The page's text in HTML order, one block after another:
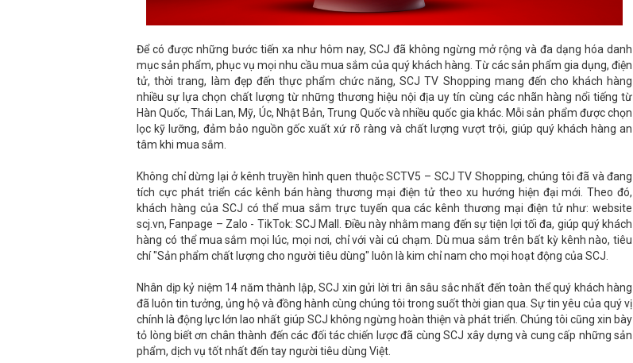
Để có được những bước tiến xa như hôm nay, SCJ đã không ngừng mở rộng và đa dạng hóa danh
mục sản phẩm, phục vụ mọi nhu cầu mua sắm của quý khách hàng. Từ các sản phẩm gia dụng, điện
tử, thời trang, làm đẹp đến thực phẩm chức năng, SCJ TV Shopping mang đến cho khách hàng
nhiều sự lựa chọn chất lượng từ những thương hiệu nội địa uy tín cùng các nhãn hàng nổi tiếng từ
Hàn Quốc, Thái Lan, Mỹ, Úc, Nhật Bản, Trung Quốc và nhiều quốc gia khác. Mỗi sản phẩm được chọn
lọc kỹ lưỡng, đảm bảo nguồn gốc xuất xứ rõ ràng và chất lượng vượt trội, giúp quý khách hàng an
tâm khi mua sắm.
Không chỉ dừng lại ở kênh truyền hình quen thuộc SCTV5 – SCJ TV Shopping, chúng tôi đã và đang
tích cực phát triển các kênh bán hàng thương mại điện tử theo xu hướng hiện đại mới. Theo đó,
khách hàng của SCJ có thể mua sắm trực tuyến qua các kênh thương mại điện tử như: website
scj.vn, Fanpage – Zalo - TikTok: SCJ Mall. Điều này nhằm mang đến sự tiện lợi tối đa, giúp quý khách
hàng có thể mua sắm mọi lúc, mọi nơi, chỉ với vài cú chạm. Dù mua sắm trên bất kỳ kênh nào, tiêu
chí "Sản phẩm chất lượng cho người tiêu dùng" luôn là kim chỉ nam cho mọi hoạt động của SCJ.
Nhân dịp kỷ niệm 14 năm thành lập, SCJ xin gửi lời tri ân sâu sắc nhất đến toàn thể quý khách hàng
đã luôn tin tưởng, ủng hộ và đồng hành cùng chúng tôi trong suốt thời gian qua. Sự tin yêu của quý vị
chính là động lực lớn lao nhất giúp SCJ không ngừng hoàn thiện và phát triển. Chúng tôi cũng xin bày
tỏ lòng biết ơn chân thành đến các đối tác chiến lược đã cùng SCJ xây dựng và cung cấp những sản
phẩm, dịch vụ tốt nhất đến tay người tiêu dùng Việt.